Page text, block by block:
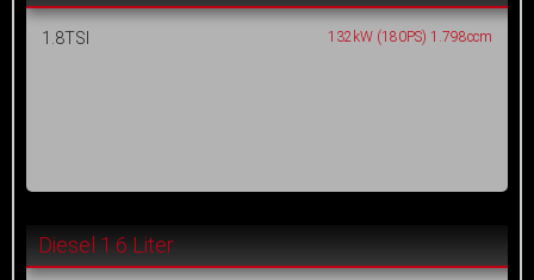
1.8TSI 132kW (180PS) 1.798ccm
Diesel 1.6 Liter